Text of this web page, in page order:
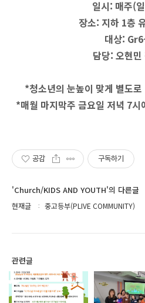
일시: 매주(
장소: 지하 1층
대상:
담당: 오현민
*청소년의 눈높이 맞게 별도
*매월 마지막주 금요일 저녁 7
공감 구독하기
'Church/KIDS AND YOUTH'의 다른글
현재글 중고등부(PLIVE COMMUNITY)
관련글